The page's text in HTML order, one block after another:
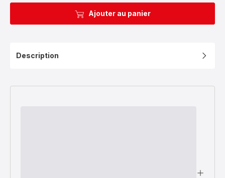
Ajouter au panier
Description